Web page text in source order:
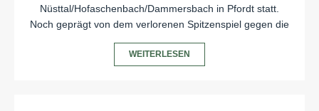
Nüsttal/Hofaschenbach/Dammersbach in Pfordt statt.
Noch geprägt von dem verlorenen Spitzenspiel gegen die
WEITERLESEN